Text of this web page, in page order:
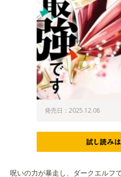
発売日：2025.12.08
呪いの力が暴走し、ダークエルフ